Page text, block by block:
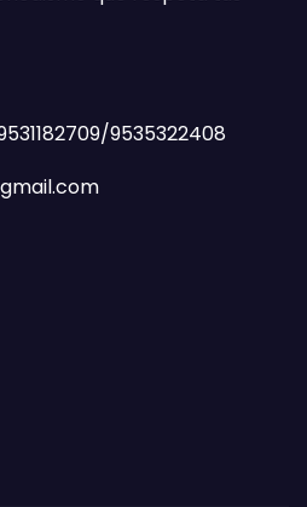
9535322408